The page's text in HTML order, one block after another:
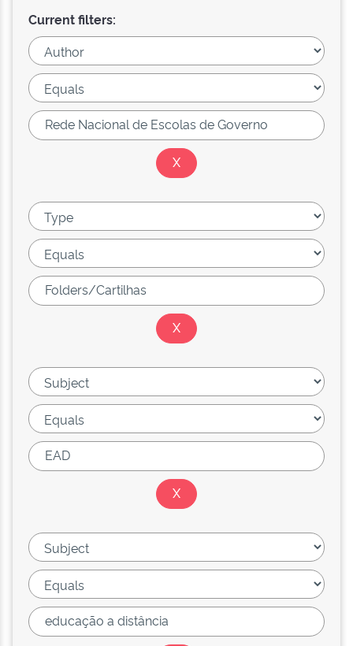
Current filters: